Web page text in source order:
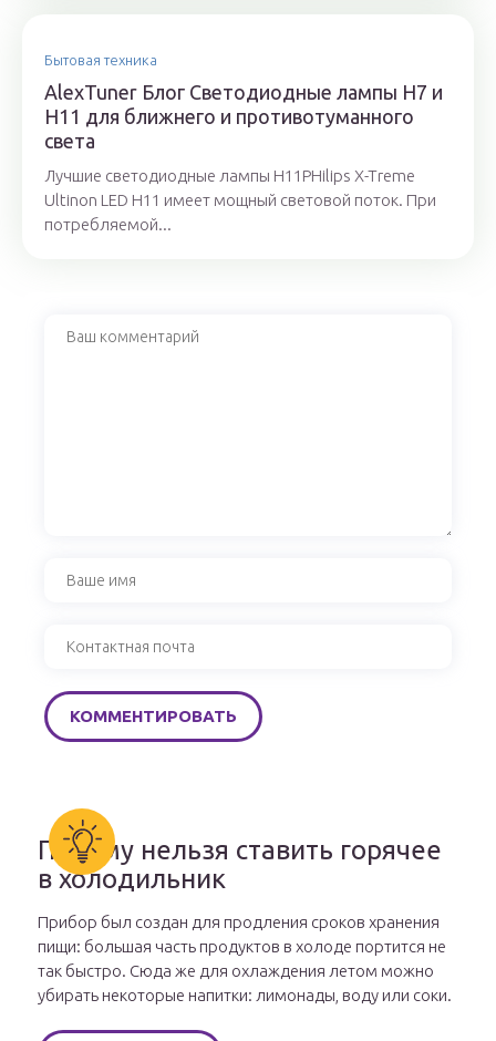
Бытовая техника
AlexTuner Блог Светодиодные лампы H7 и
H11 для ближнего и противотуманного
света
Лучшие светодиодные лампы H11PHilips X-Treme
Ultinon LED H11 имеет мощный световой поток. При
потребляемой...
Почему нельзя ставить горячее
в холодильник
Прибор был создан для продления сроков хранения
пищи: большая часть продуктов в холоде портится не
так быстро. Сюда же для охлаждения летом можно
убирать некоторые напитки: лимонады, воду или соки.